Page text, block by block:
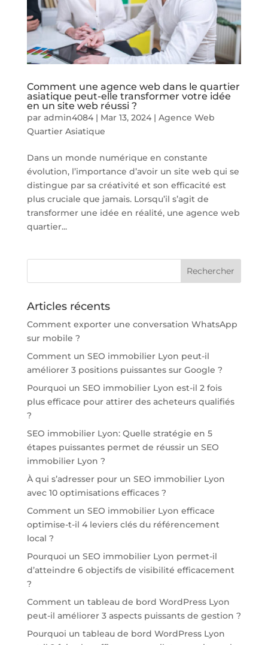
Comment une agence web dans le quartier
asiatique peut-elle transformer votre idée
en un site web réussi ?
par admin4084| Mar 13, 2024| Agence Web
Quartier Asiatique
Dans un monde numérique en constante
évolution, l’importance d’avoir un site web qui se
distingue par sa créativité et son efficacité est
plus cruciale que jamais. Lorsqu’il s’agit de
transformer une idée en réalité, une agence web
quartier...
Articles récents
Comment exporter une conversation WhatsApp
sur mobile ?
Comment un SEO immobilier Lyon peut-il
améliorer 3 positions puissantes sur Google ?
Pourquoi un SEO immobilier Lyon est-il 2 fois
plus efficace pour attirer des acheteurs qualifiés
?
SEO immobilier Lyon: Quelle stratégie en 5
étapes puissantes permet de réussir un SEO
immobilier Lyon ?
À qui s’adresser pour un SEO immobilier Lyon
avec 10 optimisations efficaces ?
Comment un SEO immobilier Lyon efficace
optimise-t-il 4 leviers clés du référencement
local ?
Pourquoi un SEO immobilier Lyon permet-il
d’atteindre 6 objectifs de visibilité efficacement
?
Comment un tableau de bord WordPress Lyon
peut-il améliorer 3 aspects puissants de gestion ?
Pourquoi un tableau de bord WordPress Lyon